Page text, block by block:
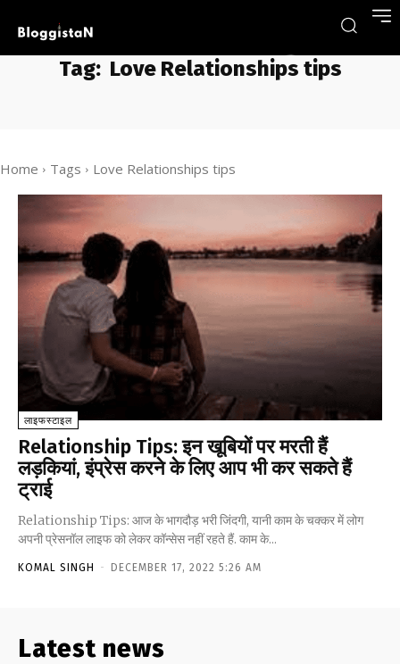
Tag: Love Relationships tips
Home Tags Love Relationships tips
लाइफस्टाइल
Relationship Tips: इन खूबियों पर मरती हैं
लड़कियां, इंप्रेस करने के लिए आप भी कर सकते हैं
ट्राई
Relationship Tips: आज के भागदौड़ भरी जिंदगी, यानी काम के चक्कर में लोग
अपनी प्रेसनॉल लाइफ को लेकर कॉन्सेस नहीं रहते हैं. काम के...
KOMAL SINGH - DECEMBER 17, 2022 5:26 AM
Latest news